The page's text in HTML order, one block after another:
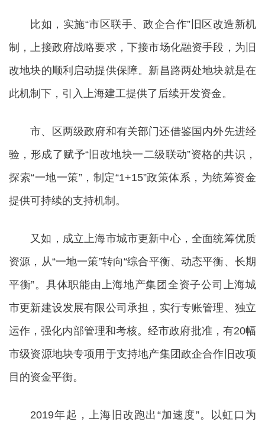
比如，实施“市区联手、政企合作”旧区改造新机
制，上接政府战略要求，下接市场化融资手段，为旧
改地块的顺利启动提供保障。新昌路两处地块就是在
此机制下，引入上海建工提供了后续开发资金。
市、区两级政府和有关部门还借鉴国内外先进经
验，形成了赋予“旧改地块一二级联动”资格的共识，
探索“一地一策”，制定“1+15”政策体系，为统筹资金
提供可持续的支持机制。
又如，成立上海市城市更新中心，全面统筹优质
资源，从“一地一策”转向“综合平衡、动态平衡、长期
平衡”。具体职能由上海地产集团全资子公司上海城
市更新建设发展有限公司承担，实行专账管理、独立
运作，强化内部管理和考核。经市政府批准，有20幅
市级资源地块专项用于支持地产集团政企合作旧改项
目的资金平衡。
2019年起，上海旧改跑出“加速度”。以虹口为